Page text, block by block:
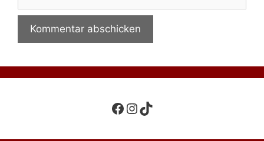
Facebook
Instagram
TikTok